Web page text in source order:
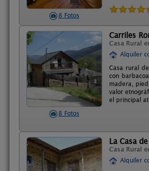
8 Fotos
8 Fotos
Carriles
Casa Rural
Alquiler
Casa rural
con
madera,
valor
el principal
La Casa
Casa Rural
Alquiler